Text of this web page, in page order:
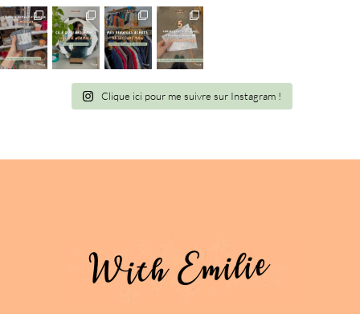
Clique ici pour me suivre sur Instagram !